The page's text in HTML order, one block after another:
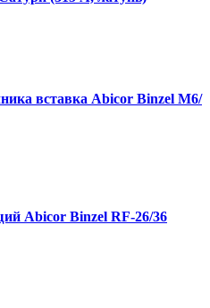
вставка Abicor Binzel М6/
Abicor Binzel RF-26/36